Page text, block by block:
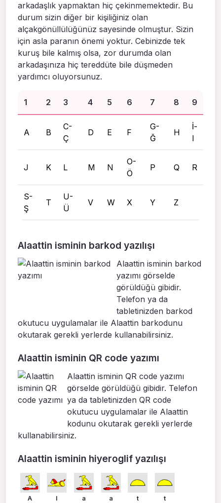
arkadaşlık yapmaktan hiç çekinmemektedir. Bu
durum sizin diğer bir kişiliğiniz olan
alçakgönüllülüğünüz sayesinde olmuştur. Sizin
için asla paranın önemi yoktur. Cebinizde tek
kuruş bile kalmış olsa, zor durumda olan
arkadaşınıza hiç tereddüte bile düşmeden
yardımcı oluyorsunuz.
1 2 3 4 5 6 7 8 9
A B
C-
Ç
D E F
G-
Ğ
H
İ-
I
J K L M N
O-
Ö
P Q R
S-
Ş
T
U-
Ü
V W X Y Z
Alaattin isminin barkod yazılışı
Alaattin isminin barkod
yazımı görselde
görüldüğü gibidir.
Telefon ya da
tabletinizden barkod
okutucu uygulamalar ile Alaattin barkodunu
okutarak gerekli yerlerde kullanabilirsiniz.
Alaattin isminin QR code yazımı
Alaattin isminin QR code yazımı
görselde görüldüğü gibidir. Telefon
ya da tabletinizden QR code
okutucu uygulamalar ile Alaattin
kodunu okutarak gerekli yerlerde
kullanabilirsiniz.
Alaattin isminin hiyeroglif yazılışı
A l a a t t